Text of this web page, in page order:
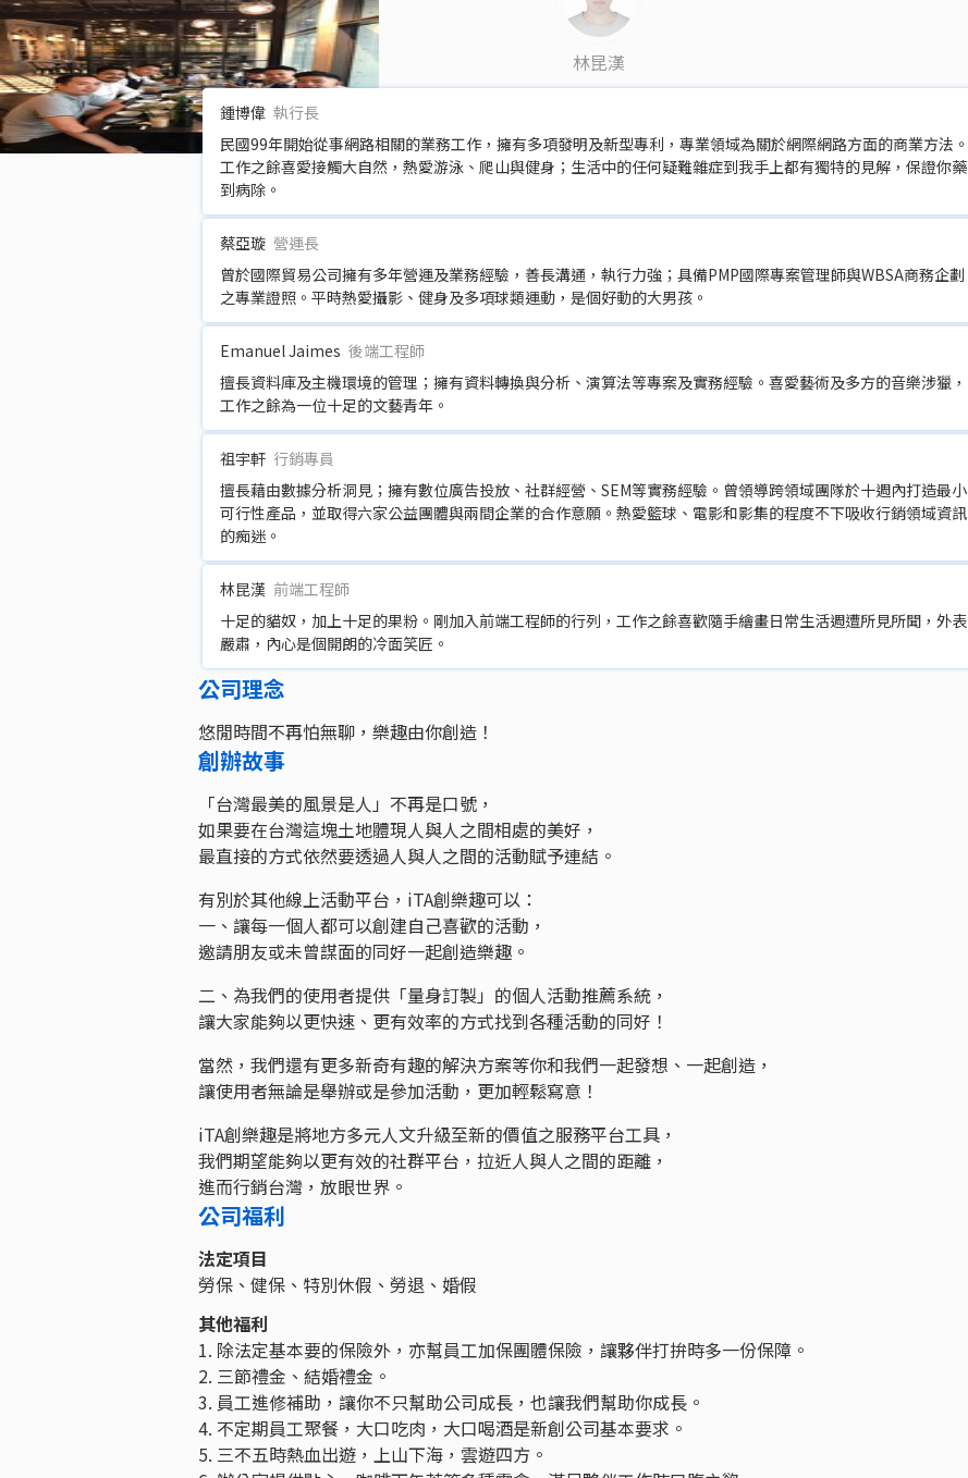
林昆漢
鍾博偉 執行長
民國99年開始從事網路相關的業務工作，擁有多項發明及新型專利，專業領域為關於網際網路方面的商業方法。
工作之餘喜愛接觸大自然，熱愛游泳、爬山與健身；生活中的任何疑難雜症到我手上都有獨特的見解，保證你藥
到病除。
蔡亞璇 營運長
曾於國際貿易公司擁有多年營運及業務經驗，善長溝通，執行力強；具備PMP國際專案管理師與WBSA商務企劃
之專業證照。平時熱愛攝影、健身及多項球類運動，是個好動的大男孩。
Emanuel Jaimes 後端工程師
擅長資料庫及主機環境的管理；擁有資料轉換與分析、演算法等專案及實務經驗。喜愛藝術及多方的音樂涉獵，
工作之餘為一位十足的文藝青年。
祖宇軒 行銷專員
擅長藉由數據分析洞見；擁有數位廣告投放、社群經營、SEM等實務經驗。曾領導跨領域團隊於十週內打造最小
可行性產品，並取得六家公益團體與兩間企業的合作意願。熱愛籃球、電影和影集的程度不下吸收行銷領域資訊
的痴迷。
林昆漢 前端工程師
十足的貓奴，加上十足的果粉。剛加入前端工程師的行列，工作之餘喜歡隨手繪畫日常生活週遭所見所聞，外表
嚴肅，內心是個開朗的冷面笑匠。
公司理念
悠閒時間不再怕無聊，樂趣由你創造！
創辦故事
「台灣最美的風景是人」不再是口號，
如果要在台灣這塊土地體現人與人之間相處的美好，
最直接的方式依然要透過人與人之間的活動賦予連結。
有別於其他線上活動平台，iTA創樂趣可以：
一、讓每一個人都可以創建自己喜歡的活動，
邀請朋友或未曾謀面的同好一起創造樂趣。
二、為我們的使用者提供「量身訂製」的個人活動推薦系統，
讓大家能夠以更快速、更有效率的方式找到各種活動的同好！
當然，我們還有更多新奇有趣的解決方案等你和我們一起發想、一起創造，
讓使用者無論是舉辦或是參加活動，更加輕鬆寫意！
iTA創樂趣是將地方多元人文升級至新的價值之服務平台工具，
我們期望能夠以更有效的社群平台，拉近人與人之間的距離，
進而行銷台灣，放眼世界。
公司福利
法定項目
勞保、健保、特別休假、勞退、婚假
其他福利
1. 除法定基本要的保險外，亦幫員工加保團體保險，讓夥伴打拚時多一份保障。
2. 三節禮金、結婚禮金。
3. 員工進修補助，讓你不只幫助公司成長，也讓我們幫助你成長。
4. 不定期員工聚餐，大口吃肉，大口喝酒是新創公司基本要求。
5. 三不五時熱血出遊，上山下海，雲遊四方。